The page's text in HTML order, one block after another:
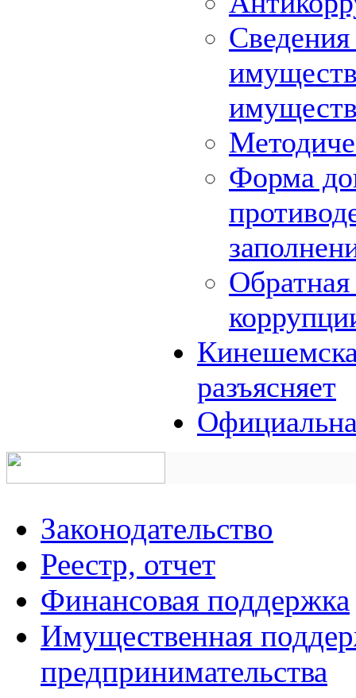
Форма
разъясняет
Законодательство
Реестр, отчет
Финансовая поддержка
Имущественная
предпринимательства